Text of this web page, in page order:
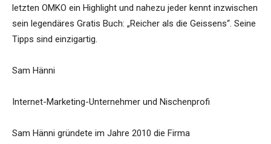
letzten OMKO ein Highlight und nahezu jeder kennt inzwischen
sein legendäres Gratis Buch: „Reicher als die Geissens“. Seine
Tipps sind einzigartig.
Sam Hänni
Internet-Marketing-Unternehmer und Nischenprofi
Sam Hänni gründete im Jahre 2010 die Firma